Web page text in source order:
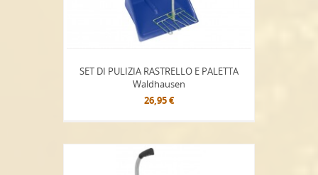
SET DI PULIZIA RASTRELLO E PALETTA
Waldhausen
26,95 €